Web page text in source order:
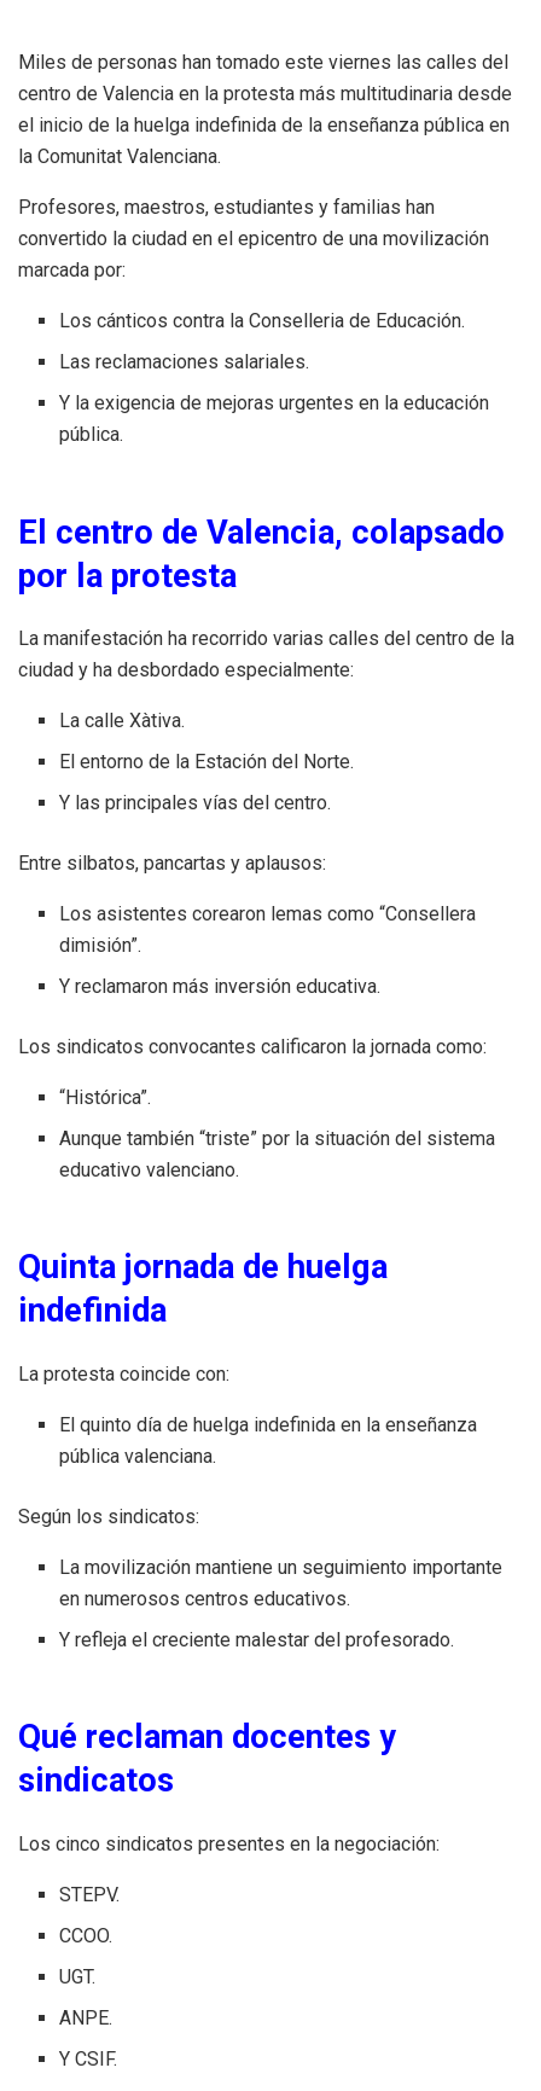
Miles de personas han tomado este viernes las calles del
centro de Valencia en la protesta más multitudinaria desde
el inicio de la huelga indefinida de la enseñanza pública en
la Comunitat Valenciana.
Profesores, maestros, estudiantes y familias han
convertido la ciudad en el epicentro de una movilización
marcada por:
Los cánticos contra la Conselleria de Educación.
Las reclamaciones salariales.
Y la exigencia de mejoras urgentes en la educación
pública.
El centro de Valencia, colapsado
por la protesta
La manifestación ha recorrido varias calles del centro de la
ciudad y ha desbordado especialmente:
La calle Xàtiva.
El entorno de la Estación del Norte.
Y las principales vías del centro.
Entre silbatos, pancartas y aplausos:
Los asistentes corearon lemas como “Consellera
dimisión”.
Y reclamaron más inversión educativa.
Los sindicatos convocantes calificaron la jornada como:
“Histórica”.
Aunque también “triste” por la situación del sistema
educativo valenciano.
Quinta jornada de huelga
indefinida
La protesta coincide con:
El quinto día de huelga indefinida en la enseñanza
pública valenciana.
Según los sindicatos:
La movilización mantiene un seguimiento importante
en numerosos centros educativos.
Y refleja el creciente malestar del profesorado.
Qué reclaman docentes y
sindicatos
Los cinco sindicatos presentes en la negociación:
STEPV.
CCOO.
UGT.
ANPE.
Y CSIF.